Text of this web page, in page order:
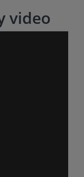
video